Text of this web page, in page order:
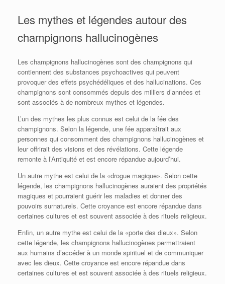
Les mythes et légendes autour des
champignons hallucinogènes
Les champignons hallucinogènes sont des champignons qui
contiennent des substances psychoactives qui peuvent
provoquer des effets psychédéliques et des hallucinations. Ces
champignons sont consommés depuis des milliers d’années et
sont associés à de nombreux mythes et légendes.
L’un des mythes les plus connus est celui de la fée des
champignons. Selon la légende, une fée apparaîtrait aux
personnes qui consomment des champignons hallucinogènes et
leur offrirait des visions et des révélations. Cette légende
remonte à l’Antiquité et est encore répandue aujourd’hui.
Un autre mythe est celui de la «drogue magique». Selon cette
légende, les champignons hallucinogènes auraient des propriétés
magiques et pourraient guérir les maladies et donner des
pouvoirs surnaturels. Cette croyance est encore répandue dans
certaines cultures et est souvent associée à des rituels religieux.
Enfin, un autre mythe est celui de la «porte des dieux». Selon
cette légende, les champignons hallucinogènes permettraient
aux humains d’accéder à un monde spirituel et de communiquer
avec les dieux. Cette croyance est encore répandue dans
certaines cultures et est souvent associée à des rituels religieux.